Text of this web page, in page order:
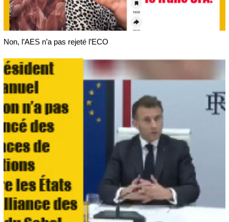
Non, l’AES n’a pas rejeté l’ECO